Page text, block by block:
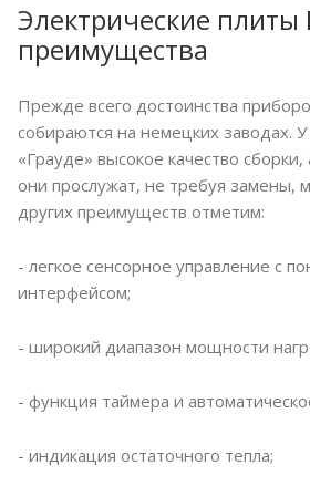
Электрические плиты
преимущества
Прежде всего достоинства
собираются на немецких заводах. У
«Грауде» высокое качество сборки,
они прослужат, не требуя замены,
других преимуществ отметим:
- легкое сенсорное управление с
интерфейсом;
- широкий диапазон мощности
- функция таймера и
- индикация остаточного тепла;